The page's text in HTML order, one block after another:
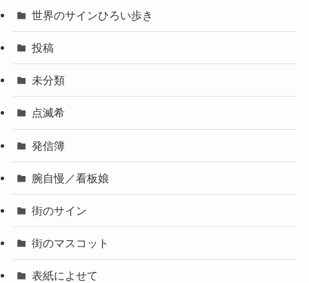
世界のサインひろい歩き
投稿
未分類
点滅希
発信簿
腕自慢／看板娘
街のサイン
街のマスコット
表紙によせて